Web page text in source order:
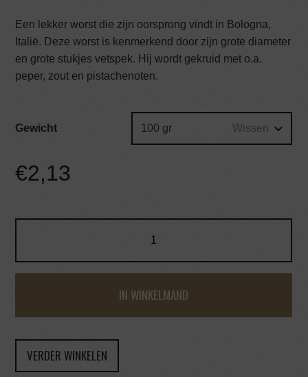
Een lekker worst die zijn oorsprong vindt in Bologna,
Italië. Deze worst is kenmerkend door zijn grote diameter
en grote stukjes vetspek. Hij wordt gekruid met o.a.
peper, zout en pistachenoten.
Gewicht Wissen
€2,13
IN WINKELMAND
VERDER WINKELEN